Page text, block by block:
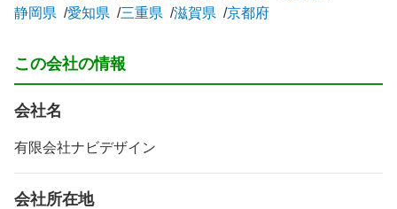
静岡県
愛知県 三重県 滋賀県 京都府
この会社の情報
会社名
有限会社ナビデザイン
会社所在地